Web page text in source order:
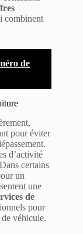
combinent
de
pour éviter
d’activité
certains
un
une
de
pour
véhicule.